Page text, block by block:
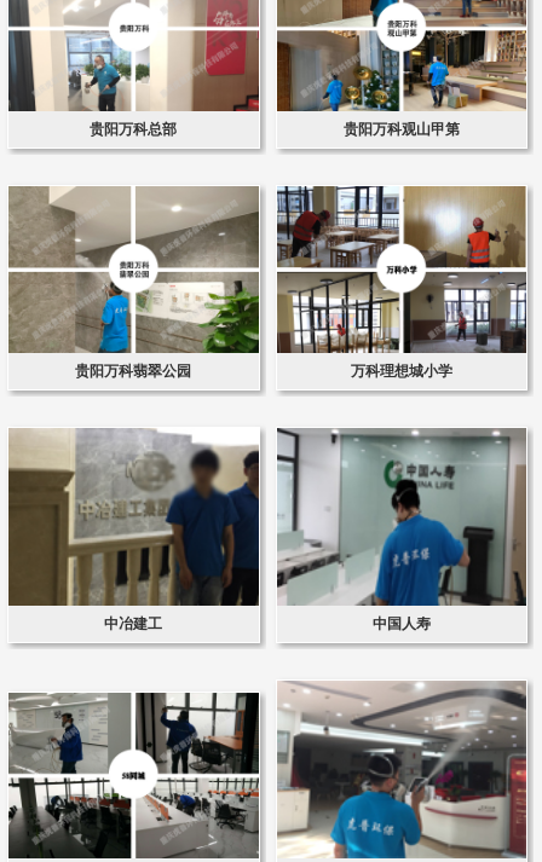
贵阳万科总部 贵阳万科观山甲第
贵阳万科翡翠公园 万科理想城小学
中冶建工 中国人寿